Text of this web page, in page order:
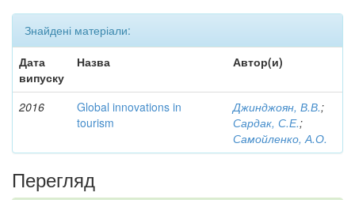
Знайдені матеріали:
Дата
випуску
Назва Автор(и)
2016
Global innovations in
tourism
Джинджоян, В.В.;
Сардак, С.Е.;
Самойленко, А.О.
Перегляд